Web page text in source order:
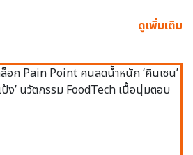
ดูเพิ่มเติม